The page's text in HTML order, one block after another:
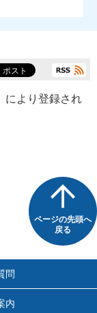
により登録され
ページの先頭へ
戻る
問
内